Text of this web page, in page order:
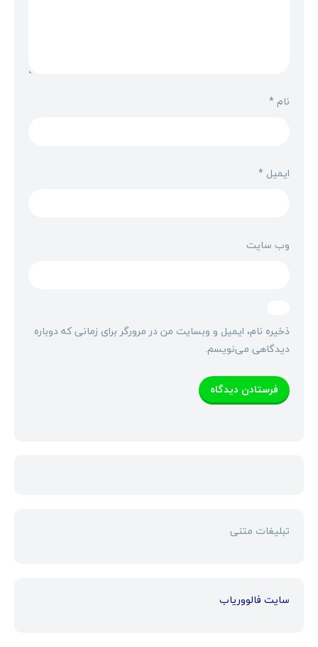
نام*
ایمیل *
وب‌ سایت
ذخیره نام، ایمیل و وبسایت من در مرورگر برای زمانی که دوباره
دیدگاهی می‌نویسم.
تبلیغات متنی
سایت فالووریاب